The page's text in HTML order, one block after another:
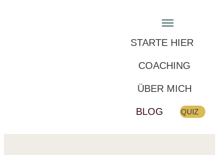
STARTE HIER
COACHING
ÜBER MICH
BLOG QUIZ